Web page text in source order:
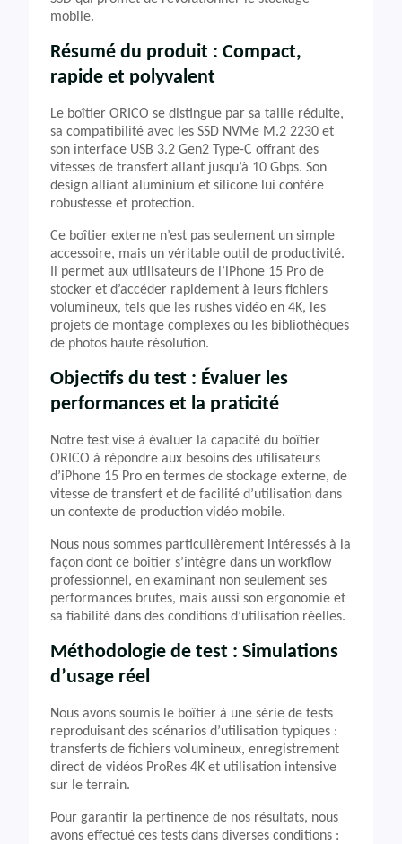
mobile.
Résumé du produit : Compact,
rapide et polyvalent
Le boîtier ORICO se distingue par sa taille réduite,
sa compatibilité avec les SSD NVMe M.2 2230 et
son interface USB 3.2 Gen2 Type-C offrant des
vitesses de transfert allant jusqu’à 10 Gbps. Son
design alliant aluminium et silicone lui confère
robustesse et protection.
Ce boîtier externe n’est pas seulement un simple
accessoire, mais un véritable outil de productivité.
Il permet aux utilisateurs de l’iPhone 15 Pro de
stocker et d’accéder rapidement à leurs fichiers
volumineux, tels que les rushes vidéo en 4K, les
projets de montage complexes ou les bibliothèques
de photos haute résolution.
Objectifs du test : Évaluer les
performances et la praticité
Notre test vise à évaluer la capacité du boîtier
ORICO à répondre aux besoins des utilisateurs
d’iPhone 15 Pro en termes de stockage externe, de
vitesse de transfert et de facilité d’utilisation dans
un contexte de production vidéo mobile.
Nous nous sommes particulièrement intéressés à la
façon dont ce boîtier s’intègre dans un workflow
professionnel, en examinant non seulement ses
performances brutes, mais aussi son ergonomie et
sa fiabilité dans des conditions d’utilisation réelles.
Méthodologie de test : Simulations
d’usage réel
Nous avons soumis le boîtier à une série de tests
reproduisant des scénarios d’utilisation typiques :
transferts de fichiers volumineux, enregistrement
direct de vidéos ProRes 4K et utilisation intensive
sur le terrain.
Pour garantir la pertinence de nos résultats, nous
avons effectué ces tests dans diverses conditions :